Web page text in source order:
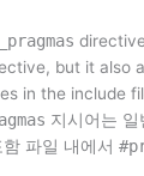
but it also
in the include
지시어는 일
파일 내에서